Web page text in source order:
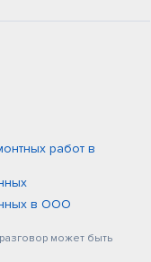
работ в
в ООО
может быть